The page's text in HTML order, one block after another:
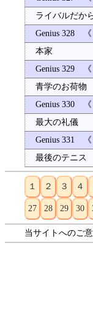
ライバルだか
Genius 328 《
本家
Genius 329 《
青学のお荷物
Genius 330 《
最大の礼儀
Genius 331 《
最後のテニス
１ ２ ３ ４
27 28 29 30
当サイトへのご